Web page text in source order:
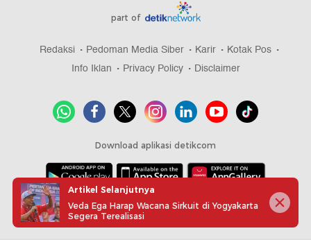
part of
Redaksi Pedoman Media Siber Karir
Kotak Pos
Info Iklan
Privacy Policy Disclaimer
Download aplikasi detikcom
Copyright @ 2026 detikcom, All right reserved
Artikel Selanjutnya
Veda Ega Harap Wacana Sirkuit di Yogyakarta
Segera Terealisasi